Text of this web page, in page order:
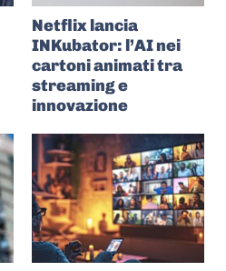
Netflix lancia
INKubator: l’AI nei
cartoni animati tra
streaming e
innovazione